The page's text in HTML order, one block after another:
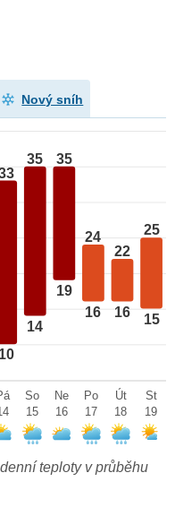
Nový sníh
10
35
14
35
19
24
16
22
16
25
15
So
15
Ne
16
Po
17
Út
18
St
19
teploty v průběhu